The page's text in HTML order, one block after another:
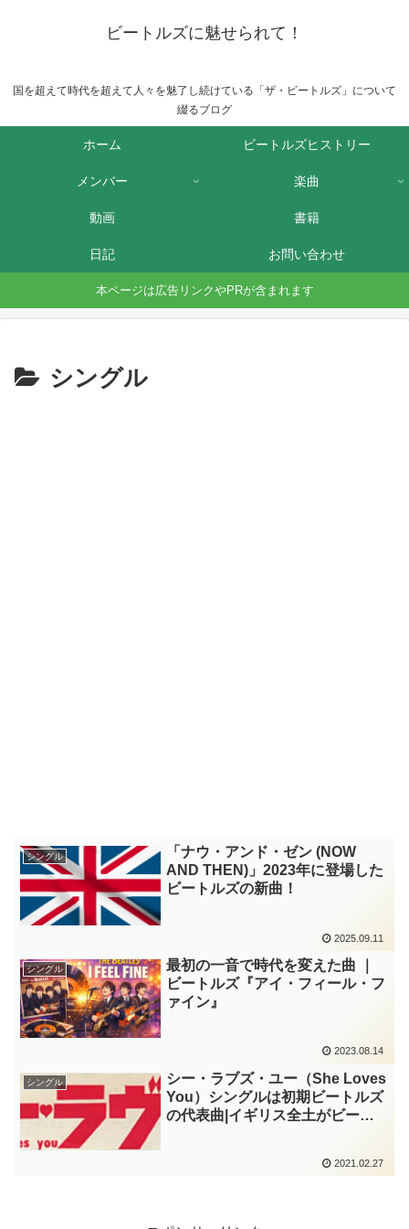
ビートルズに魅せられて！
国を超えて時代を超えて人々を魅了し続けている「ザ・ビートルズ」について
綴るブログ
ホーム ビートルズヒストリー
メンバー 楽曲
動画 書籍
日記 お問い合わせ
本ページは広告リンクやPRが含まれます
シングル
シングル
「ナウ・アンド・ゼン (NOW
AND THEN)」2023年に登場した
ビートルズの新曲！
2025.09.11
シングル
最初の一音で時代を変えた曲 ｜
ビートルズ『アイ・フィール・フ
ァイン』
2023.08.14
シングル
シー・ラブズ・ユー（She Loves
You）シングルは初期ビートルズ
の代表曲|イギリス全土がビート
2021.02.27